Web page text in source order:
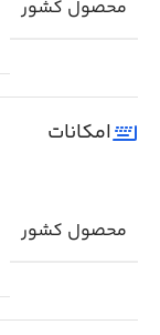
محصول کشور
امکانات
محصول کشور